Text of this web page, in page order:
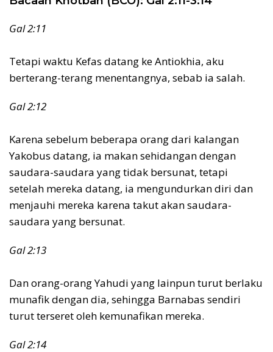
Gal 2:11
Tetapi waktu Kefas datang ke Antiokhia, aku
berterang-terang menentangnya, sebab ia salah.
Gal 2:12
Karena sebelum beberapa orang dari kalangan
Yakobus datang, ia makan sehidangan dengan
saudara-saudara yang tidak bersunat, tetapi
setelah mereka datang, ia mengundurkan diri dan
menjauhi mereka karena takut akan saudara-
saudara yang bersunat.
Gal 2:13
Dan orang-orang Yahudi yang lainpun turut berlaku
munafik dengan dia, sehingga Barnabas sendiri
turut terseret oleh kemunafikan mereka.
Gal 2:14